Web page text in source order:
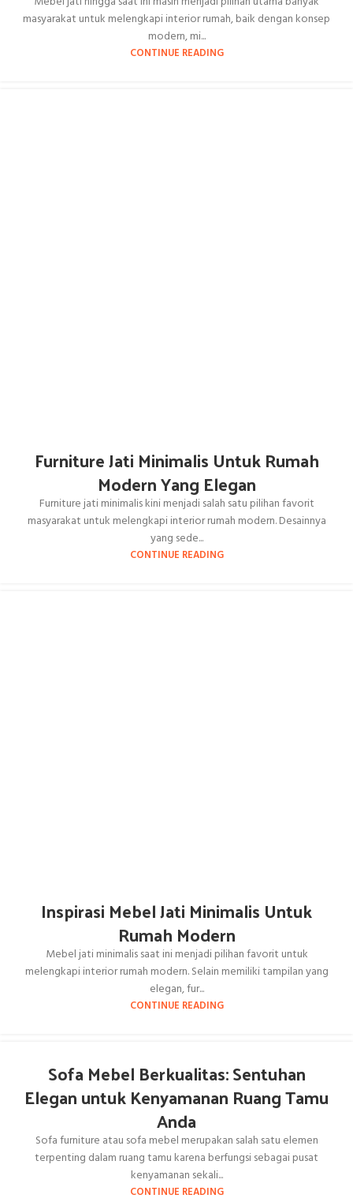
masyarakat untuk melengkapi interior rumah, baik dengan konsep
modern, mi...
CONTINUE READING
Furniture Jati Minimalis Untuk Rumah
Modern Yang Elegan
Furniture jati minimalis kini menjadi salah satu pilihan favorit
masyarakat untuk melengkapi interior rumah modern. Desainnya
yang sede...
CONTINUE READING
Inspirasi Mebel Jati Minimalis Untuk
Rumah Modern
Mebel jati minimalis saat ini menjadi pilihan favorit untuk
melengkapi interior rumah modern. Selain memiliki tampilan yang
elegan, fur...
CONTINUE READING
Sofa Mebel Berkualitas: Sentuhan
Elegan untuk Kenyamanan Ruang Tamu
Anda
Sofa furniture atau sofa mebel merupakan salah satu elemen
terpenting dalam ruang tamu karena berfungsi sebagai pusat
kenyamanan sekali...
CONTINUE READING